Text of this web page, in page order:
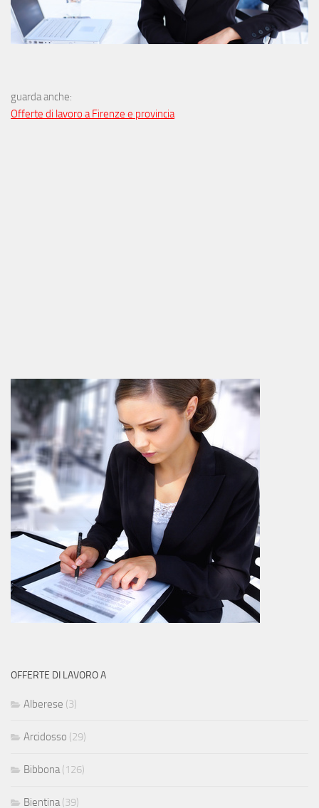
guarda anche:
Offerte di lavoro a Firenze e provincia
OFFERTE DI LAVORO A
Alberese (3)
Arcidosso (29)
Bibbona (126)
Bientina (39)